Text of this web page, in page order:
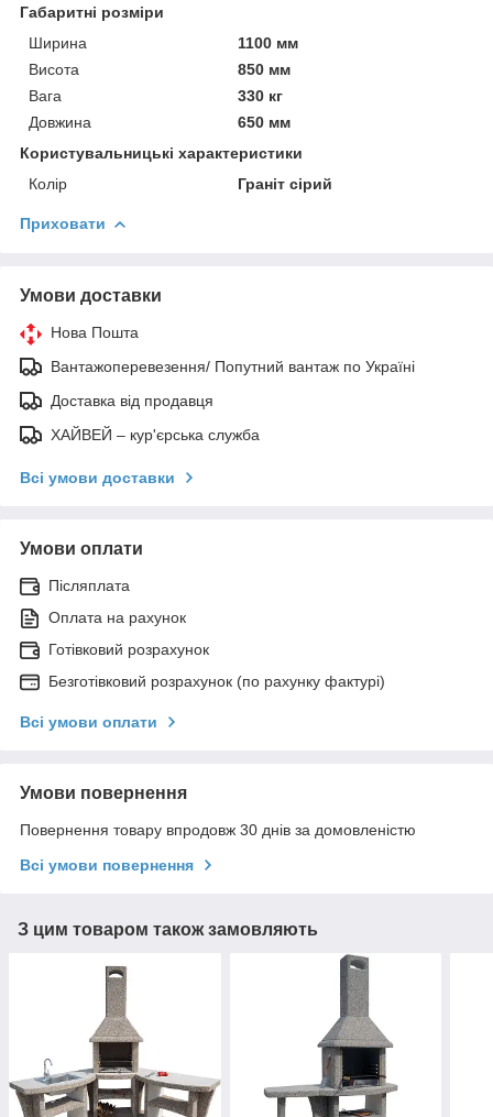
Габаритні розміри
Ширина
1100 мм
Висота
850 мм
Вага
330 кг
Довжина
650 мм
Користувальницькі характеристики
Колір
Граніт сірий
Приховати
Умови доставки
Нова Пошта
Вантажоперевезення/ Попутний вантаж по Україні
Доставка від продавця
ХАЙВЕЙ – кур'єрська служба
Всі умови доставки
Умови оплати
Післяплата
Оплата на рахунок
Готівковий розрахунок
Безготівковий розрахунок (по рахунку фактурі)
Всі умови оплати
Умови повернення
Повернення товару впродовж 30 днів за домовленістю
Всі умови повернення
З цим товаром також замовляють